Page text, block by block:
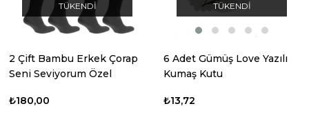
TÜKENDI
2 Çift Bambu Erkek Çorap
Seni Seviyorum Özel
₺180,00
TÜKENDI
6 Adet Gümüş Love Yazılı
Kumaş Kutu
₺13,72